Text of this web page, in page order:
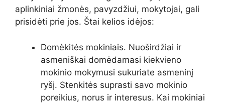
aplinkiniai žmonės, pavyzdžiui, mokytojai, gali
prisidėti prie jos. Štai kelios idėjos:
Domėkitės mokiniais. Nuoširdžiai ir
asmeniškai domėdamasi kiekvieno
mokinio mokymusi sukuriate asmeninį
ryšį. Stenkitės suprasti savo mokinio
poreikius, norus ir interesus. Kai mokiniai